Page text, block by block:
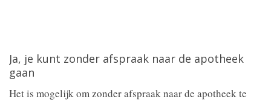
Ja, je kunt zonder afspraak naar de apotheek
gaan
Het is mogelijk om zonder afspraak naar de apotheek te